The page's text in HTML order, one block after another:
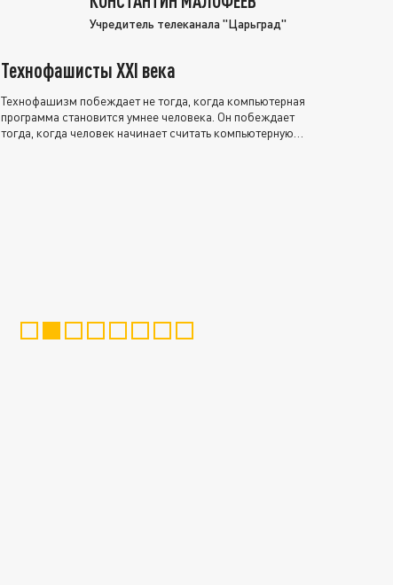
Учредитель телеканала "Царьград"
Технофашисты XXI века
Технофашизм побеждает не тогда, когда компьютерная
программа становится умнее человека. Он побеждает
тогда, когда человек начинает считать компьютерную